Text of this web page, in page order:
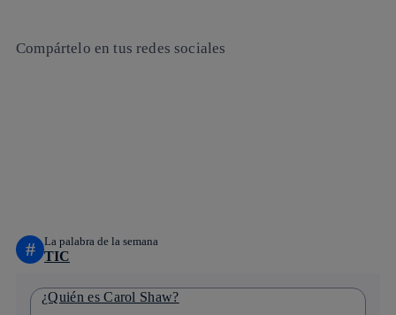
Compártelo en tus redes sociales
# La palabra de la semana
TIC
¿Quién es Carol Shaw?